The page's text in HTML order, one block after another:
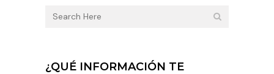
¿QUÉ INFORMACIÓN TE